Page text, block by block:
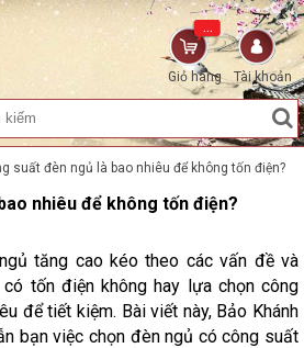
Tài khoản
Giỏ hàng
...
suất đèn ngủ là bao nhiêu để không tốn điện?
nhiêu để không tốn điện?
tăng cao kéo theo các vấn đề và
tốn điện không hay lựa chọn công
để tiết kiệm. Bài viết này, Bảo Khánh
bạn việc chọn đèn ngủ có công suất